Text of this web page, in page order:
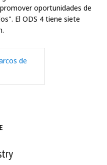
oportunidades de
El ODS 4 tiene siete
de